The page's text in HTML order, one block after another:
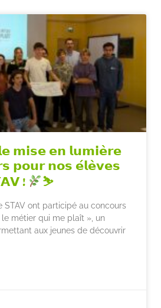
𝗺𝗶𝘀𝗲 𝗲𝗻 𝗹𝘂𝗺𝗶𝗲̀𝗿𝗲
𝗽𝗼𝘂𝗿 𝗻𝗼𝘀 𝗲́𝗹𝗲̀𝘃𝗲𝘀
!
⛷
STAV ont participé au concours
métier qui me plaît », un
aux jeunes de découvrir